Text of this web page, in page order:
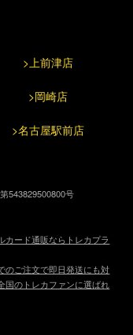
>上前津店
>岡崎店
>名古屋駅前店
543829500800号
カード通販ならトレカプラ
のご注文で即日発送にも対
国のトレカファンに選ばれ